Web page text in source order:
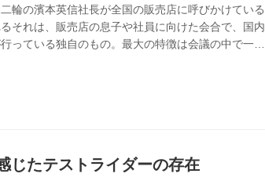
輪の濱本英信社長が全国の販売店に呼びかけている
それは、販売店の息子や社員に向けた会合で、国内
っている独自のもの。最大の特徴は会議の中で一人
じたテストライダーの存在